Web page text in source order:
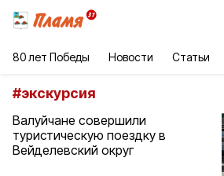
80 лет Победы Новости Статьи
#экскурсия
Валуйчане совершили
туристическую поездку в
Вейделевский округ